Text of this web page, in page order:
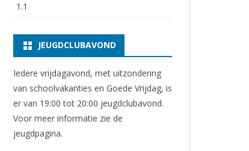
1.1
JEUGDCLUBAVOND
Iedere vrijdagavond, met uitzondering
van schoolvakanties en Goede Vrijdag, is
er van 19:00 tot 20:00 jeugdclubavond.
Voor meer informatie zie de
jeugdpagina.